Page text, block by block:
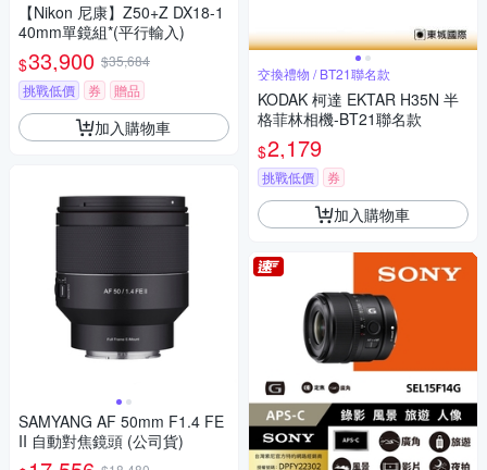
【Nikon 尼康】Z50+Z DX18-1
40mm單鏡組*(平行輸入)
$33,900 $35,684
挑戰低價
券 贈品
加入購物車
SAMYANG AF 50mm F1.4 FE
II 自動對焦鏡頭 (公司貨)
交換禮物 / BT21聯名款
KODAK 柯達 EKTAR H35N 半
格菲林相機-BT21聯名款
$2,179
挑戰低價 券
加入購物車